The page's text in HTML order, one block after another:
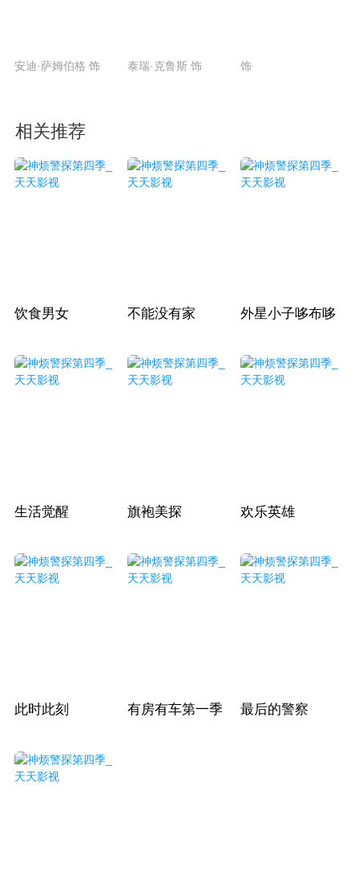
安迪·萨姆伯格 饰 泰瑞·克鲁斯 饰 饰
相关推荐
饮食男女 不能没有家 外星小子哆布哆
生活觉醒 旗袍美探 欢乐英雄
此时此刻 有房有车第一季 最后的警察